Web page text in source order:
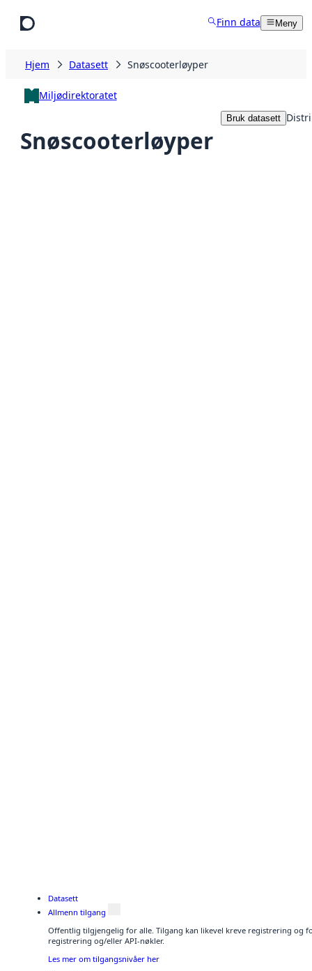
Finn data Meny
Hjem Datasett Snøscooterløyper
Miljødirektoratet
Snøscooterløyper
Bruk datasett
Datasett
Allmenn tilgang
Offentlig tilgjengelig for alle. Tilgang kan likevel kreve registrering og
registrering og/eller API-nøkler.
Les mer om tilgangsnivåer her